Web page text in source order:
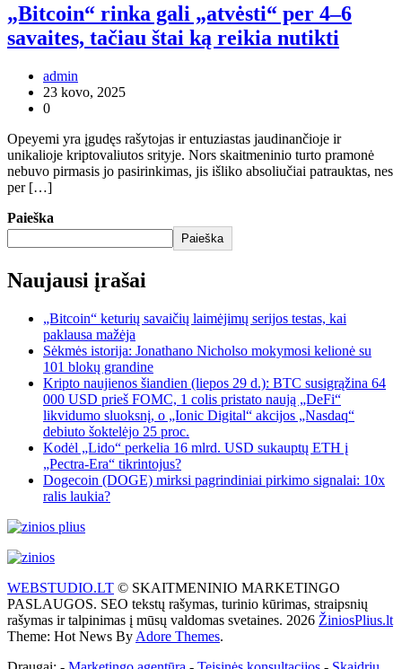
„Bitcoin“ rinka gali „atvėsti“ per 4–6
savaites, tačiau štai ką reikia nutikti
admin
23 kovo, 2025
0
Opeyemi yra įgudęs rašytojas ir entuziastas jaudinančioje ir
unikalioje kriptovaliutos srityje. Nors skaitmeninio turto pramonė
nebuvo pirmasis jo pasirinkimas, jis išliko absoliučiai patrauktas, nes
per […]
Paieška
Paieška
Naujausi įrašai
„Bitcoin“ keturių savaičių laimėjimų serijos testas, kai
paklausa mažėja
Sėkmės istorija: Jonathano Nicholso mokymosi kelionė su
101 blokų grandine
Kripto naujienos šiandien (liepos 29 d.): BTC susigrąžina 64
000 USD prieš FOMC, 1 colis pristato naują „DeFi“
likvidumo sluoksnį, o „Ionic Digital“ akcijos „Nasdaq“
debiuto šoktelėjo 25 proc.
Kodėl „Lido“ perkelia 16 mlrd. USD sukauptų ETH į
„Pectra-Era“ tikrintojus?
Dogecoin (DOGE) mirksi pagrindiniai pirkimo signalai: 10x
ralis laukia?
WEBSTUDIO.LT © SKAITMENINIO MARKETINGO
PASLAUGOS. SEO tekstų rašymas, turinio kūrimas, straipsnių
rašymas ir talpinimas į mūsų valdomas svetaines. 2026 ŽiniosPlius.lt
Theme: Hot News By Adore Themes.